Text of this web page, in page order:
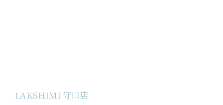
LAKSHIMI 守口店